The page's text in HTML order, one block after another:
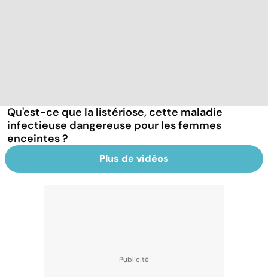
Qu'est-ce que la listériose, cette maladie
infectieuse dangereuse pour les femmes
enceintes ?
Plus de vidéos